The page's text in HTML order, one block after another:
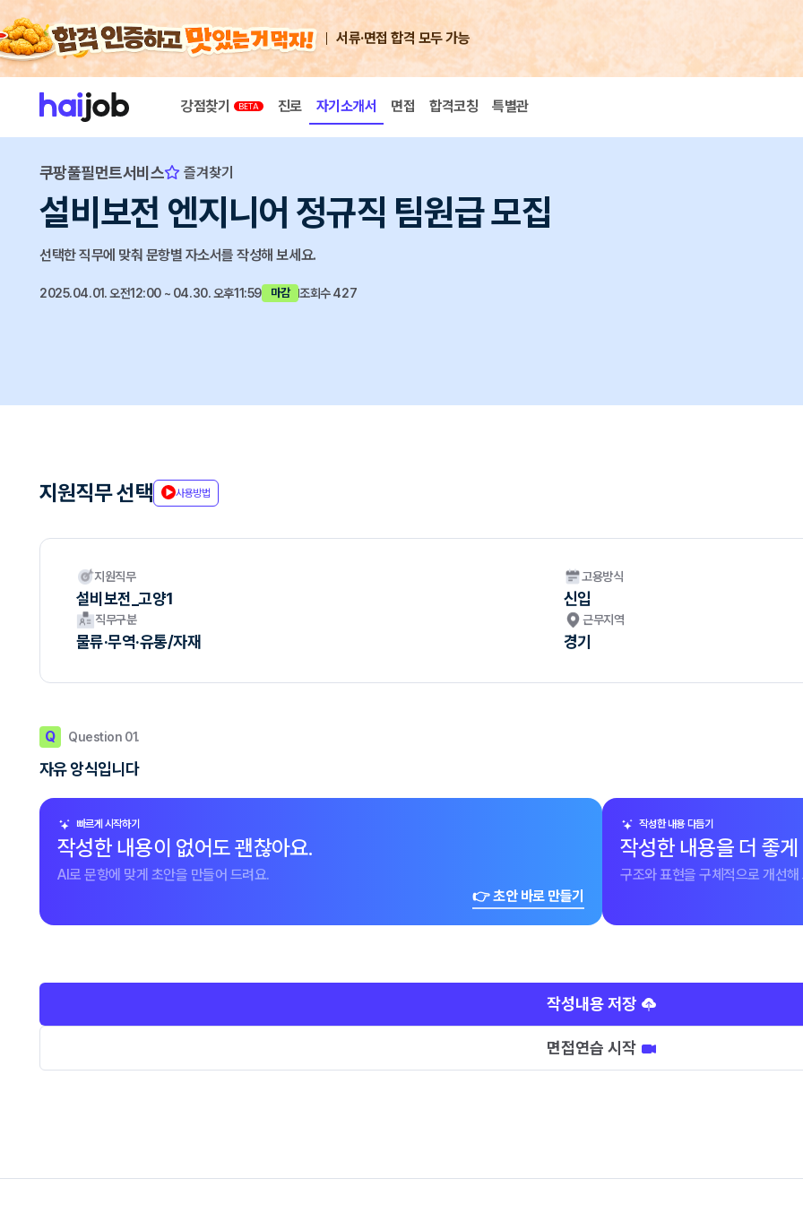
서류·면접 합격 모두 가능
강점찾기 진로 자기소개서 면접 합격코칭 특별관
쿠팡풀필먼트서비스 즐겨찾기
설비보전 엔지니어 정규직 팀원급 모집
선택한 직무에 맞춰 문항별 자소서를 작성해 보세요.
2025.04.01. 오전12:00 ~ 04.30. 오후11:59 마감 조회수 427
지원직무 선택 사용방법
지원직무
설비보전_고양1
고용방식
신입
직무구분
물류·무역·유통/자재
근무지역
경기
Q Question 01.
자유 앙식입니다
빠르게 시작하기
작성한 내용이 없어도 괜찮아요.
AI로 문항에 맞게 초안을 만들어 드려요.
👉 초안 바로 만들기
작성한 내용 다듬기
작성한 내용을 더 좋
구조와 표현을 구체적으로 개선해
작성내용 저장
면접연습 시작